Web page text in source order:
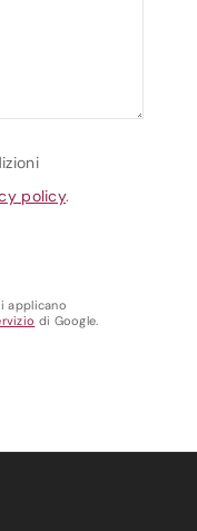
policy.
applicano
di Google.